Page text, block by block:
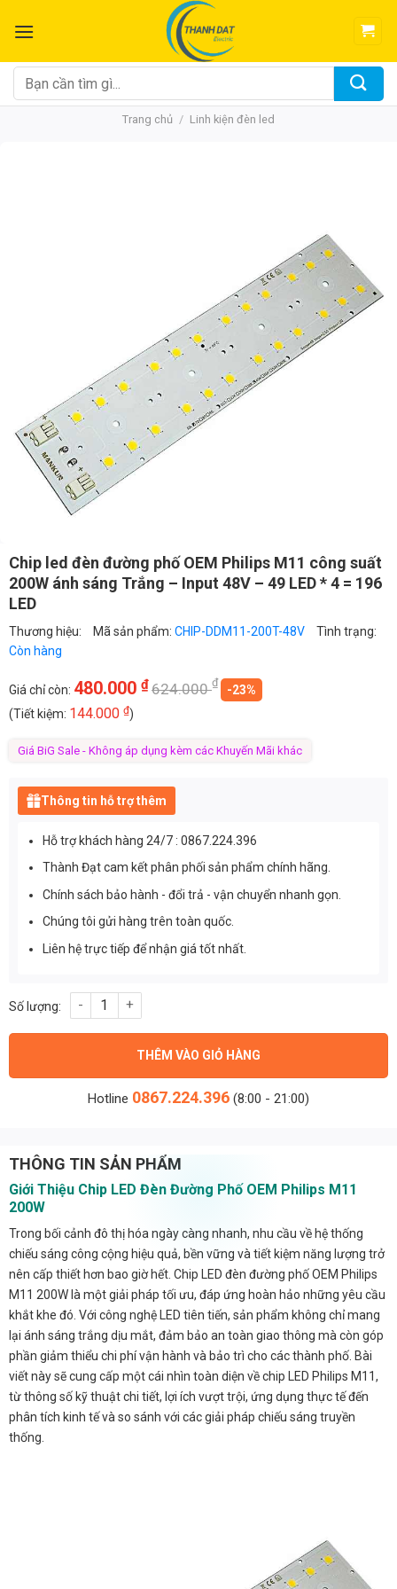
đến
dung
Tìm
kiếm:
Trang chủ / Linh kiện đèn led
Chip led đèn đường phố OEM Philips M11 công suất
200W ánh sáng Trắng – Input 48V – 49 LED * 4 = 196
LED
Thương hiệu: Mã sản phẩm: CHIP-DDM11-200T-48V
Tình trạng:
Còn hàng
Giá chỉ còn: 480.000 ₫624.000₫
-23%
(Tiết kiệm: 144.000 ₫)
Giá BiG Sale - Không áp dụng kèm các Khuyến Mãi khác
Thông tin hỗ trợ thêm
Hỗ trợ khách hàng 24/7 : 0867.224.396
Thành Đạt cam kết phân phối sản phẩm chính hãng.
Chính sách bảo hành - đổi trả - vận chuyển nhanh gọn.
Chúng tôi gửi hàng trên toàn quốc.
Liên hệ trực tiếp để nhận giá tốt nhất.
Chip led đèn đường phố OEM Philips M11 công suất 200W
THÊM VÀO GIỎ HÀNG
Hotline 0867.224.396 (8:00 - 21:00)
THÔNG TIN SẢN PHẨM
Giới Thiệu Chip LED Đèn Đường Phố OEM Philips M11
200W
Trong bối cảnh đô thị hóa ngày càng nhanh, nhu cầu về hệ thống
chiếu sáng công cộng hiệu quả, bền vững và tiết kiệm năng lượng trở
nên cấp thiết hơn bao giờ hết. Chip LED đèn đường phố OEM Philips
M11 200W là một giải pháp tối ưu, đáp ứng hoàn hảo những yêu cầu
khắt khe đó. Với công nghệ LED tiên tiến, sản phẩm không chỉ mang
lại ánh sáng trắng dịu mắt, đảm bảo an toàn giao thông mà còn góp
phần giảm thiểu chi phí vận hành và bảo trì cho các thành phố. Bài
viết này sẽ cung cấp một cái nhìn toàn diện về chip LED Philips M11,
từ thông số kỹ thuật chi tiết, lợi ích vượt trội, ứng dụng thực tế đến
phân tích kinh tế và so sánh với các giải pháp chiếu sáng truyền
thống.